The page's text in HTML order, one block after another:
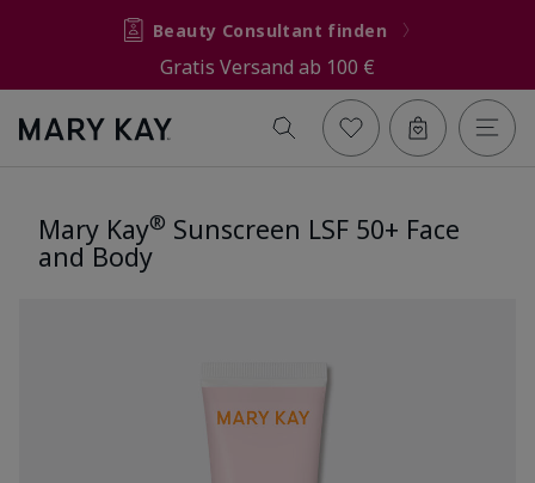
Beauty Consultant finden
Gratis Versand ab 100 €
Mary Kay® Sunscreen LSF 50+ Face
and Body